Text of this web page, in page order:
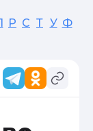
Р С Т У Ф